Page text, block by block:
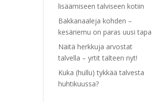
lisäämiseen talviseen kotiin
Bakkanaaleja kohden –
kesäriemu on paras uusi tapa
Näitä herkkuja arvostat
talvella – yrtit talteen nyt!
Kuka (hullu) tykkää talvesta
huhtikuussa?